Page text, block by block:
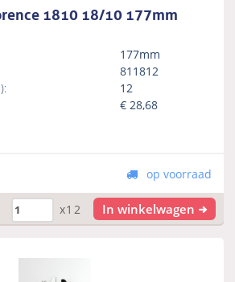
1810 18/10 177mm
177mm
811812
12
€28,68
op voorraad
x12 In winkelwagen